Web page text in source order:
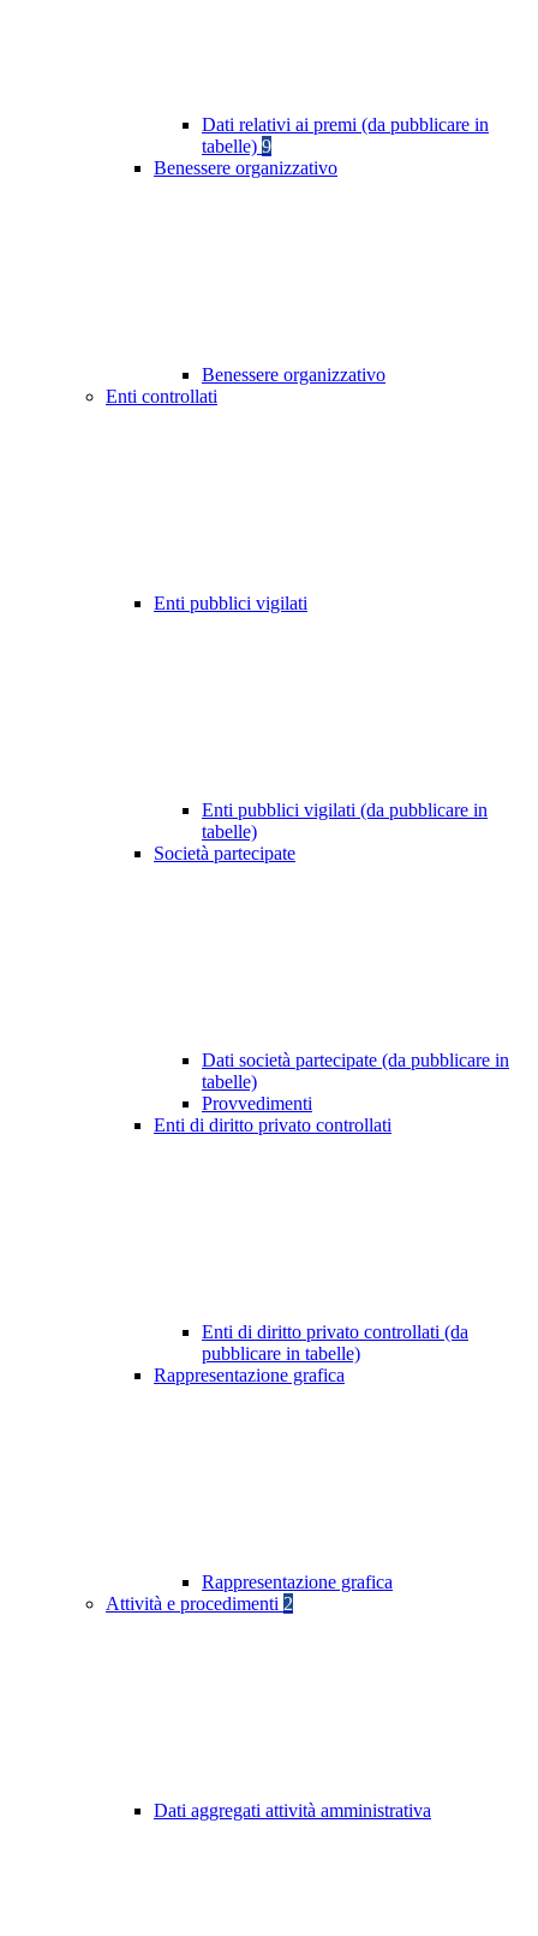
Dati relativi ai premi (da pubblicare in
tabelle) 9
Benessere organizzativo
Benessere organizzativo
Enti controllati
Enti pubblici vigilati
Enti pubblici vigilati (da pubblicare in
tabelle)
Società partecipate
Dati società partecipate (da pubblicare in
tabelle)
Provvedimenti
Enti di diritto privato controllati
Enti di diritto privato controllati (da
pubblicare in tabelle)
Rappresentazione grafica
Rappresentazione grafica
Attività e procedimenti 2
Dati aggregati attività amministrativa